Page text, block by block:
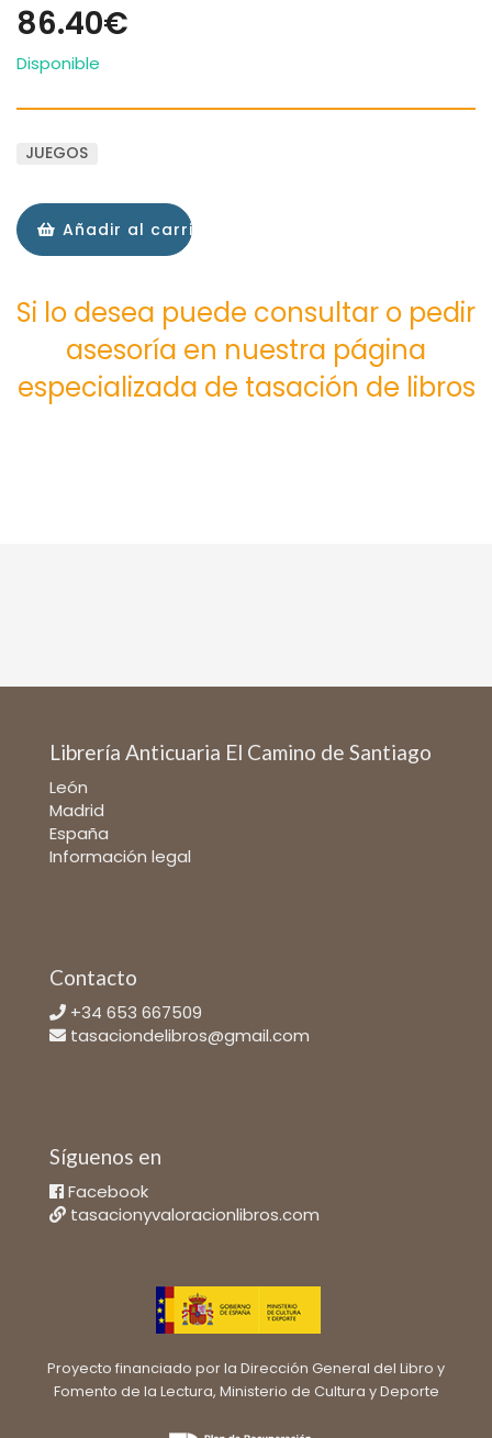
86.40€
Disponible
JUEGOS
Añadir al carrito
Si lo desea puede consultar o pedir
asesoría en nuestra página
especializada de tasación de libros
Librería Anticuaria El Camino de Santiago
León
Madrid
España
Información legal
Contacto
+34 653 667509
tasaciondelibros@gmail.com
Síguenos en
Facebook
tasacionyvaloracionlibros.com
Proyecto financiado por la Dirección General del Libro y
Fomento de la Lectura, Ministerio de Cultura y Deporte